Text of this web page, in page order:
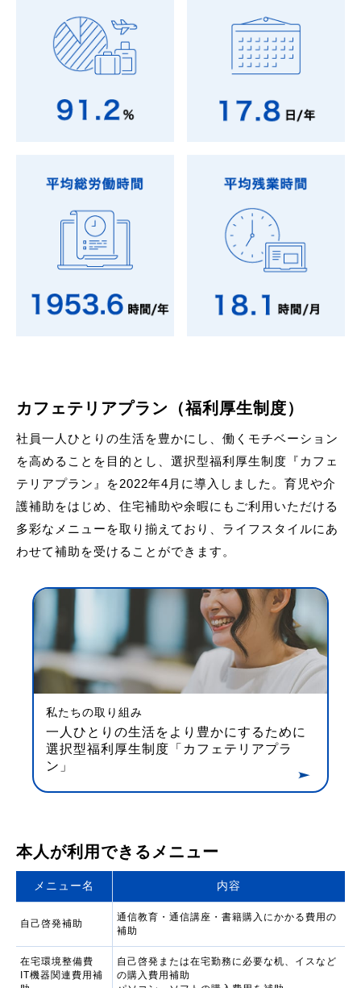
カフェテリアプラン（福利厚生制度）
社員一人ひとりの生活を豊かにし、働くモチベーション
を高めることを目的とし、選択型福利厚生制度『カフェ
テリアプラン』を2022年4月に導入しました。育児や介
護補助をはじめ、住宅補助や余暇にもご利用いただける
多彩なメニューを取り揃えており、ライフスタイルにあ
わせて補助を受けることができます。
私たちの取り組み
一人ひとりの生活をより豊かにするために
選択型福利厚生制度「カフェテリアプラ
ン」
本人が利用できるメニュー
メニュー名 内容
自己啓発補助
通信教育・通信講座・書籍購入にかかる費用の
補助
在宅環境整備費
IT機器関連費用補
自己啓発または在宅勤務に必要な机、イスなど
の購入費用補助